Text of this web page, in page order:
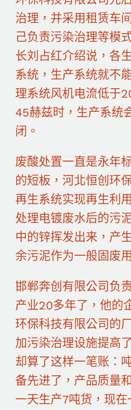
治理，并采用租赁车
己负责污染治理等模
长刘占红介绍说，各
系统，生产系统就不
理系统风机电流低于
45赫兹时，生产系统
闭。
废酸处置一直是永年
的短板，河北恒创环
再生系统实现再生利
处理电镀废水后的污
中的锌挥发出来，产
余污泥作为一般固废
邯郸奔创有限公司负
产业20多年了，他的
环保科技有限公司的
加污染治理设施提高
却算了这样一笔账：
备先进了，产品质量
一天生产7吨货，现